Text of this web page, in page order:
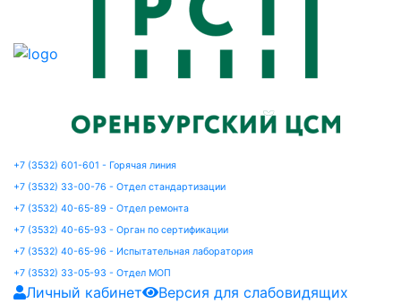
+7 (3532) 601-601 - Горячая линия
+7 (3532) 33-00-76 - Отдел стандартизации
+7 (3532) 40-65-89 - Отдел ремонта
+7 (3532) 40-65-93 - Орган по сертификации
+7 (3532) 40-65-96 - Испытательная лаборатория
+7 (3532) 33-05-93 - Отдел МОП
Личный кабинет
Версия для слабовидящих